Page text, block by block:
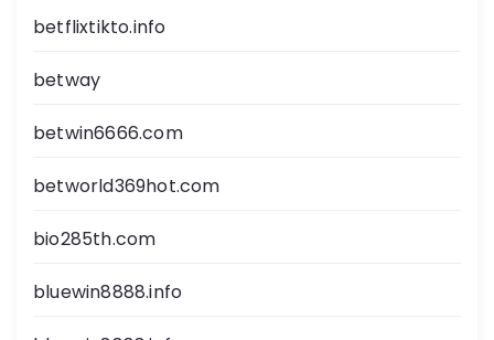
betflixtikto.info
betway
betwin6666.com
betworld369hot.com
bio285th.com
bluewin8888.info